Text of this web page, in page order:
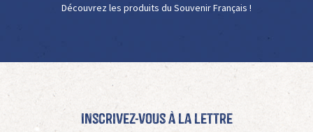
Découvrez les produits du Souvenir Français !
Inscrivez-vous à La Lettre